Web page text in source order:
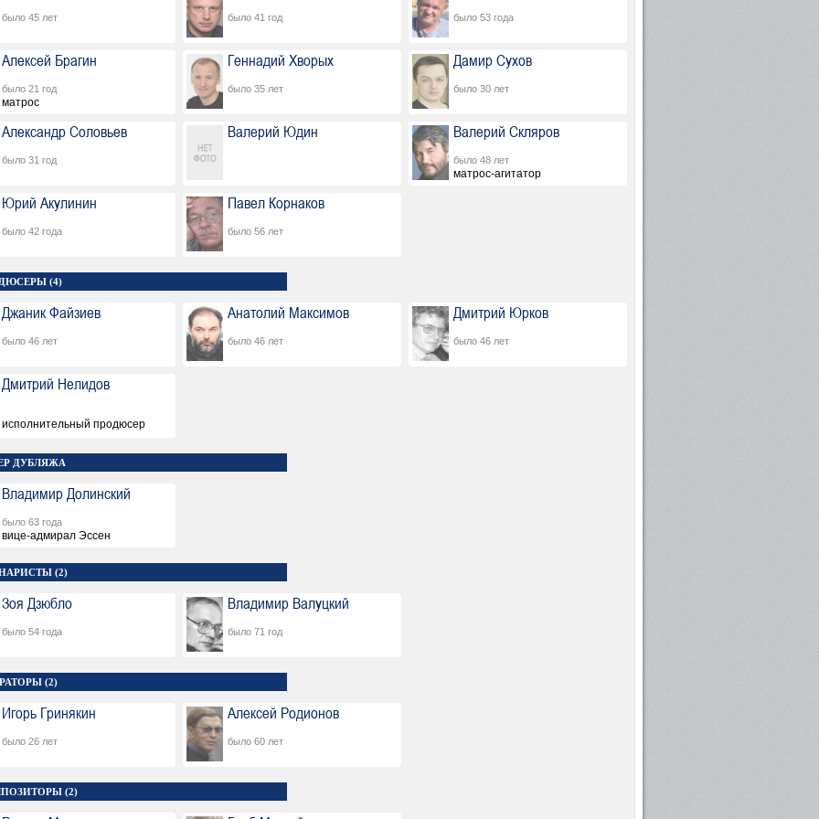
было 45 лет было 41 год было 53 года
Алексей Брагин
было 21 год
матрос
Геннадий Хворых
было 35 лет
Дамир Сухов
было 30 лет
Александр Соловьев
было 31 год
Валерий Юдин Валерий Скляров
было 48 лет
матрос-агитатор
Юрий Акулинин
было 42 года
Павел Корнаков
было 56 лет
(4)
Джаник Файзиев
было 46 лет
Анатолий Максимов
было 46 лет
Дмитрий Юрков
было 46 лет
Дмитрий Нелидов
исполнительный продюсер
ДУБЛЯЖА
Владимир Долинский
было 63 года
вице-адмирал Эссен
(2)
Зоя Дзюбло
было 54 года
Владимир Валуцкий
было 71 год
(2)
Игорь Гринякин
было 26 лет
Алексей Родионов
было 60 лет
(2)